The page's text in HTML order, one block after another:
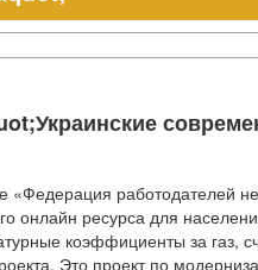
«Федерация работодателей
онлайн ресурса для
коэффициенты за газ,
Это проект по